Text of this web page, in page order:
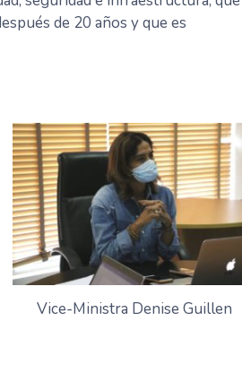
de 20 años y que es
Vice-Ministra Denise Guillen